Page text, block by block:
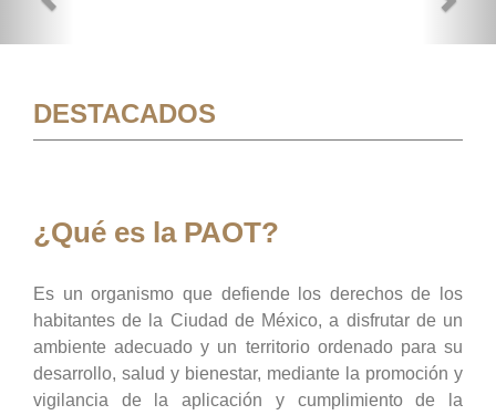
DESTACADOS
¿Qué es la PAOT?
Es un organismo que defiende los derechos de los
habitantes de la Ciudad de México, a disfrutar de un
ambiente adecuado y un territorio ordenado para su
desarrollo, salud y bienestar, mediante la promoción y
vigilancia de la aplicación y cumplimiento de la